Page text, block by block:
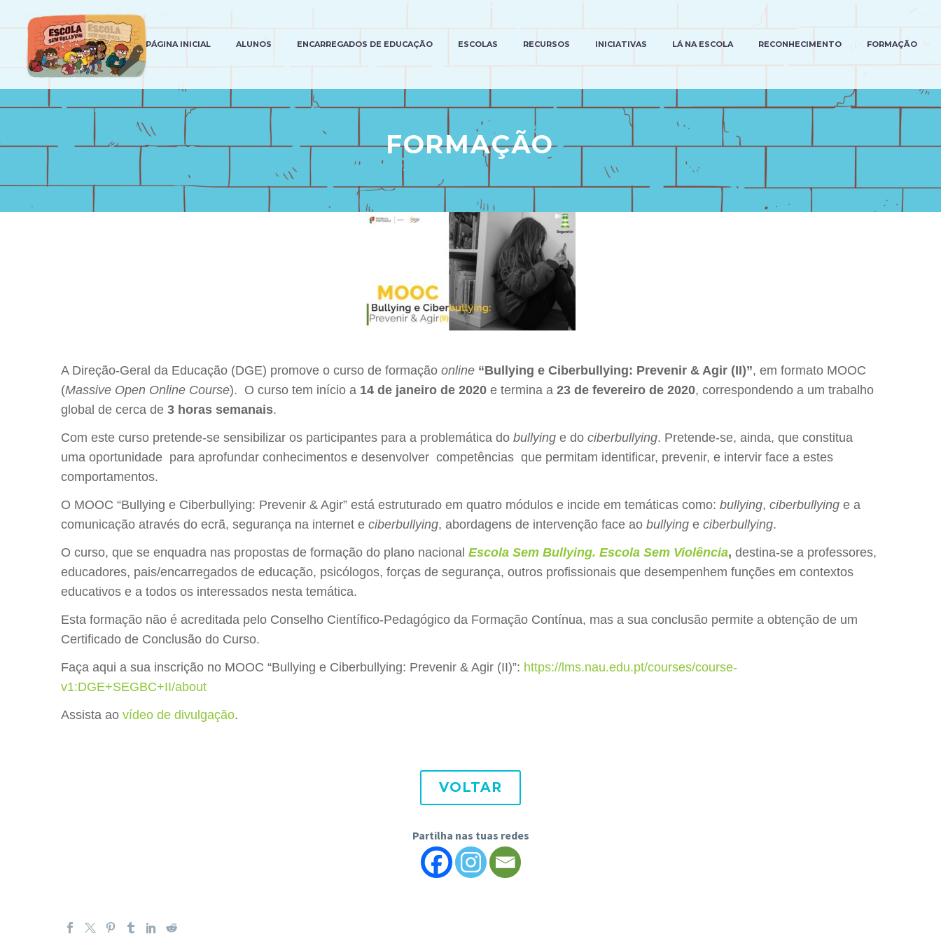
PÁGINA INICIAL ALUNOS ENCARREGADOS DE EDUCAÇÃO ESCOLAS RECURSOS INICIATIVAS LÁ NA ESCOLA RECONHECIMENTO FORMAÇÃO
FORMAÇÃO
A Direção-Geral da Educação (DGE) promove o curso de formação online “Bullying e Ciberbullying: Prevenir & Agir (II)”, em formato MOOC
(Massive Open Online Course). O curso tem início a 14 de janeiro de 2020 e termina a 23 de fevereiro de 2020, correspondendo a um trabalho
global de cerca de 3 horas semanais.
Com este curso pretende-se sensibilizar os participantes para a problemática do bullying e do ciberbullying. Pretende-se, ainda, que constitua
uma oportunidade para aprofundar conhecimentos e desenvolver competências que permitam identificar, prevenir, e intervir face a estes
comportamentos.
O MOOC “Bullying e Ciberbullying: Prevenir & Agir” está estruturado em quatro módulos e incide em temáticas como: bullying, ciberbullying e a
comunicação através do ecrã, segurança na internet e ciberbullying, abordagens de intervenção face ao bullying e ciberbullying.
O curso, que se enquadra nas propostas de formação do plano nacional Escola Sem Bullying. Escola Sem Violência, destina-se a professores,
educadores, pais/encarregados de educação, psicólogos, forças de segurança, outros profissionais que desempenhem funções em contextos
educativos e a todos os interessados nesta temática.
Esta formação não é acreditada pelo Conselho Científico-Pedagógico da Formação Contínua, mas a sua conclusão permite a obtenção de um
Certificado de Conclusão do Curso.
Faça aqui a sua inscrição no MOOC “Bullying e Ciberbullying: Prevenir & Agir (II)”: https://lms.nau.edu.pt/courses/course-
v1:DGE+SEGBC+II/about
Assista ao vídeo de divulgação.
VOLTAR
Partilha nas tuas redes